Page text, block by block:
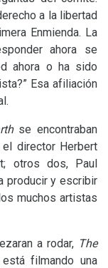
a la libertad
Enmienda. La
ahora se
ahora o ha sido
Esa afiliación
se encontraban
director Herbert
otros dos, Paul
producir y escribir
muchos artistas
a rodar, The
filmando una